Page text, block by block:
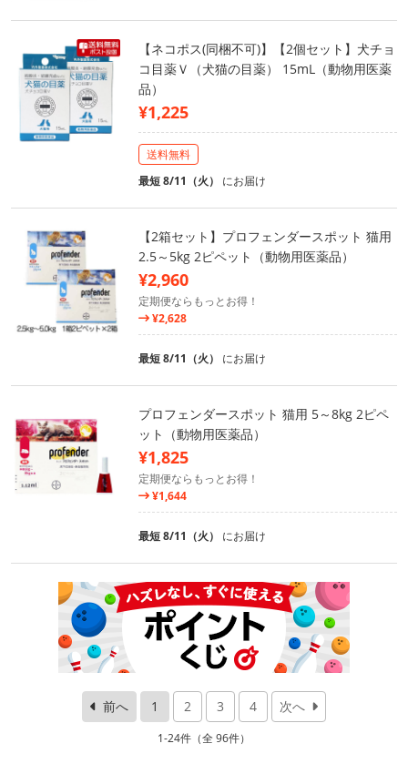
【ネコポス(同梱不可)】【2個セット】犬チョ
コ目薬Ｖ（犬猫の目薬） 15mL（動物用医薬
品）
¥1,225
送料無料
最短 8/11（火） にお届け
【2箱セット】プロフェンダースポット 猫用
2.5～5kg 2ピペット（動物用医薬品）
¥2,960
定期便ならもっとお得！
¥2,628
最短 8/11（火） にお届け
プロフェンダースポット 猫用 5～8kg 2ピペ
ット（動物用医薬品）
¥1,825
定期便ならもっとお得！
¥1,644
最短 8/11（火） にお届け
前へ 1 2 3 4 次へ
1-24件（全 96件）